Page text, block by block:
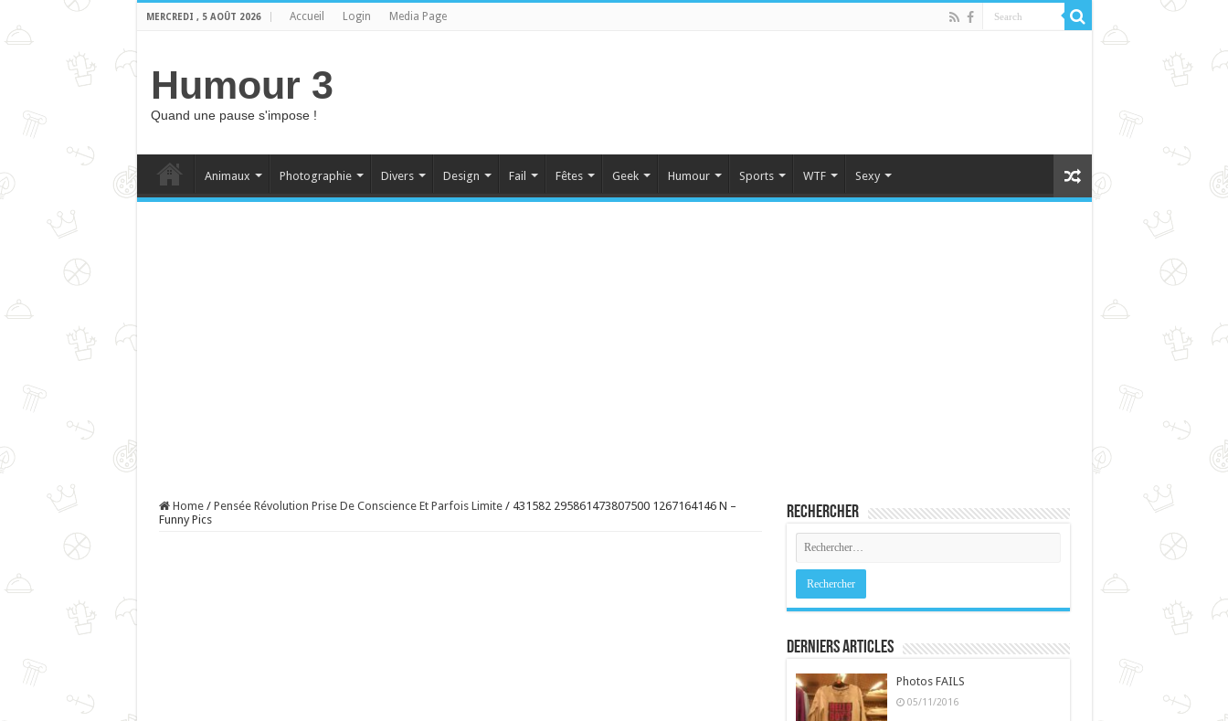
MERCREDI , 5 AOÛT 2026 Accueil Login Media Page
Humour 3
Quand une pause s'impose !
Animaux Photographie Divers Design Fail Fêtes Geek Humour Sports WTF Sexy
Home / Pensée Révolution Prise De Conscience Et Parfois Limite / 431582 295861473807500 1267164146 N –
Funny Pics
Rechercher
Derniers Articles
Photos FAILS
05/11/2016